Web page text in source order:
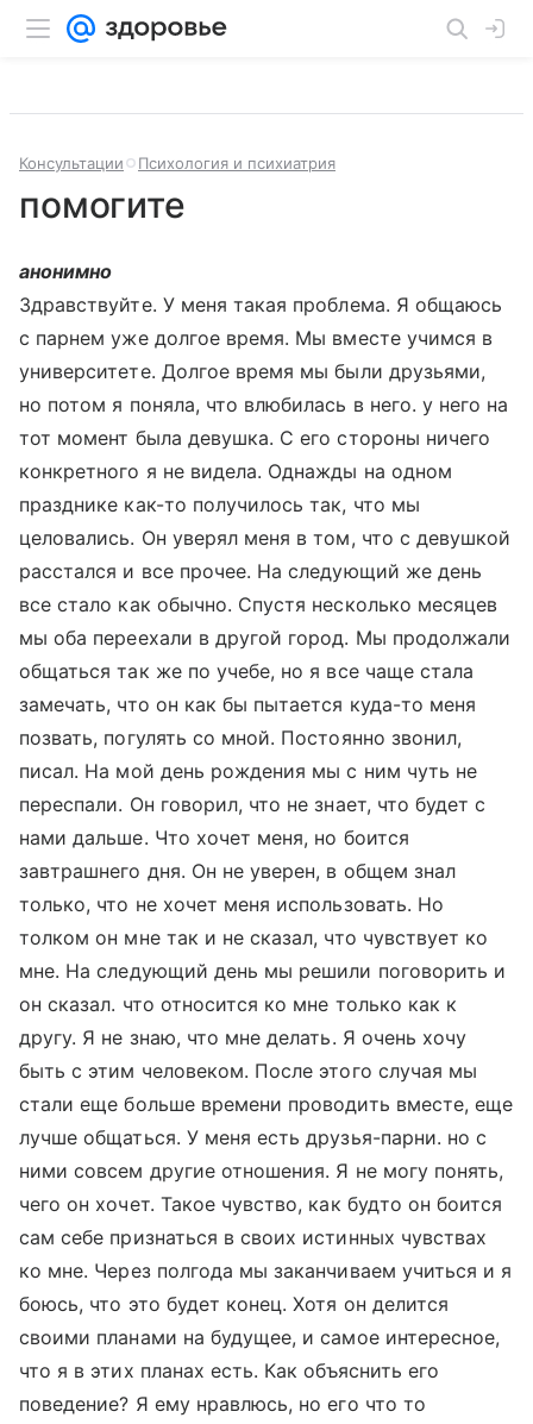
Консультации Психология и психиатрия
помогите
анонимно
Здравствуйте. У меня такая проблема. Я общаюсь
с парнем уже долгое время. Мы вместе учимся в
университете. Долгое время мы были друзьями,
но потом я поняла, что влюбилась в него. у него на
тот момент была девушка. С его стороны ничего
конкретного я не видела. Однажды на одном
празднике как-то получилось так, что мы
целовались. Он уверял меня в том, что с девушкой
расстался и все прочее. На следующий же день
все стало как обычно. Спустя несколько месяцев
мы оба переехали в другой город. Мы продолжали
общаться так же по учебе, но я все чаще стала
замечать, что он как бы пытается куда-то меня
позвать, погулять со мной. Постоянно звонил,
писал. На мой день рождения мы с ним чуть не
переспали. Он говорил, что не знает, что будет с
нами дальше. Что хочет меня, но боится
завтрашнего дня. Он не уверен, в общем знал
только, что не хочет меня использовать. Но
толком он мне так и не сказал, что чувствует ко
мне. На следующий день мы решили поговорить и
он сказал. что относится ко мне только как к
другу. Я не знаю, что мне делать. Я очень хочу
быть с этим человеком. После этого случая мы
стали еще больше времени проводить вместе, еще
лучше общаться. У меня есть друзья-парни. но с
ними совсем другие отношения. Я не могу понять,
чего он хочет. Такое чувство, как будто он боится
сам себе признаться в своих истинных чувствах
ко мне. Через полгода мы заканчиваем учиться и я
боюсь, что это будет конец. Хотя он делится
своими планами на будущее, и самое интересное,
что я в этих планах есть. Как объяснить его
поведение? Я ему нравлюсь, но его что то